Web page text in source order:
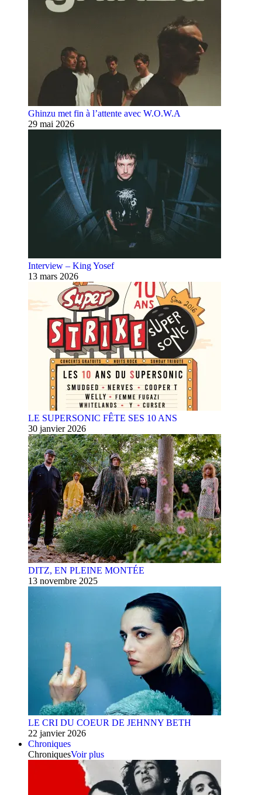
Ghinzu met fin à l’attente avec W.O.W.A
29 mai 2026
Interview – King Yosef
13 mars 2026
LE SUPERSONIC FÊTE SES 10 ANS
30 janvier 2026
DITZ, EN PLEINE MONTÉE
13 novembre 2025
LE CRI DU COEUR DE JEHNNY BETH
22 janvier 2026
Chroniques
ChroniquesVoir plus